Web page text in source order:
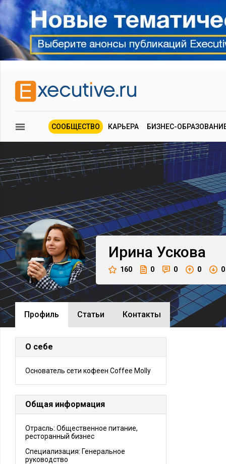
СООБЩЕСТВО КАРЬЕРА БИЗНЕС-
Ирина Ускова
160 0 0 0 0
Профиль Cтатьи Контакты
О себе
Основатель сети кофеен Coffee Molly
Общая информация
Отрасль: Общественное питание,
ресторанный бизнес
Специализация: Генеральное
руководство